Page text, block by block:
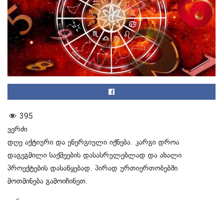
395
ვერძი
დღე აქტიური და ენერგიული იქნება. კარგი დროა
დაგეგმილი საქმეების დასასრულებლად და ახალი
პროექტების დასაწყებად. პირად ურთიერთობებში
მოთმინება გამოიჩინეთ.